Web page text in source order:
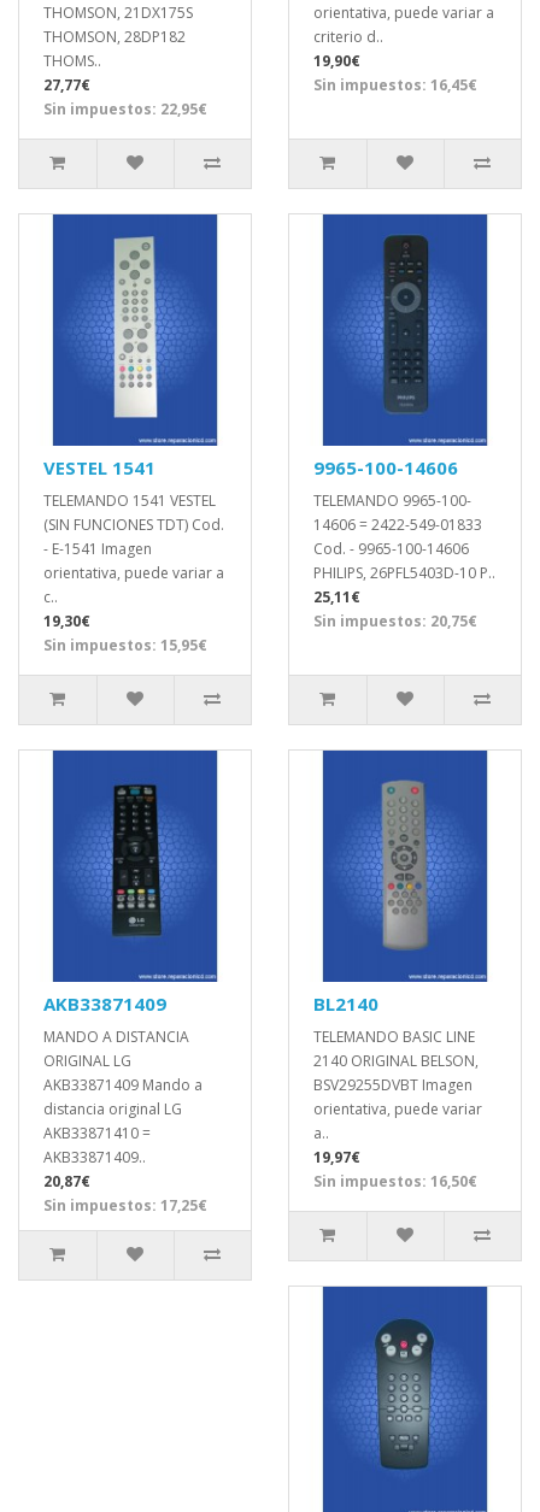
THOMSON, 21DX175S
THOMSON, 28DP182
THOMS..
27,77€
Sin impuestos: 22,95€
orientativa, puede variar a
criterio d..
19,90€
Sin impuestos: 16,45€
VESTEL 1541
TELEMANDO 1541 VESTEL
(SIN FUNCIONES TDT) Cod.
- E-1541 Imagen
orientativa, puede variar a
c..
19,30€
Sin impuestos: 15,95€
9965-100-14606
TELEMANDO 9965-100-
14606 = 2422-549-01833
Cod. - 9965-100-14606
PHILIPS, 26PFL5403D-10 P..
25,11€
Sin impuestos: 20,75€
AKB33871409
MANDO A DISTANCIA
ORIGINAL LG
AKB33871409 Mando a
distancia original LG
AKB33871410 =
AKB33871409..
20,87€
Sin impuestos: 17,25€
BL2140
TELEMANDO BASIC LINE
2140 ORIGINAL BELSON,
BSV29255DVBT Imagen
orientativa, puede variar
a..
19,97€
Sin impuestos: 16,50€